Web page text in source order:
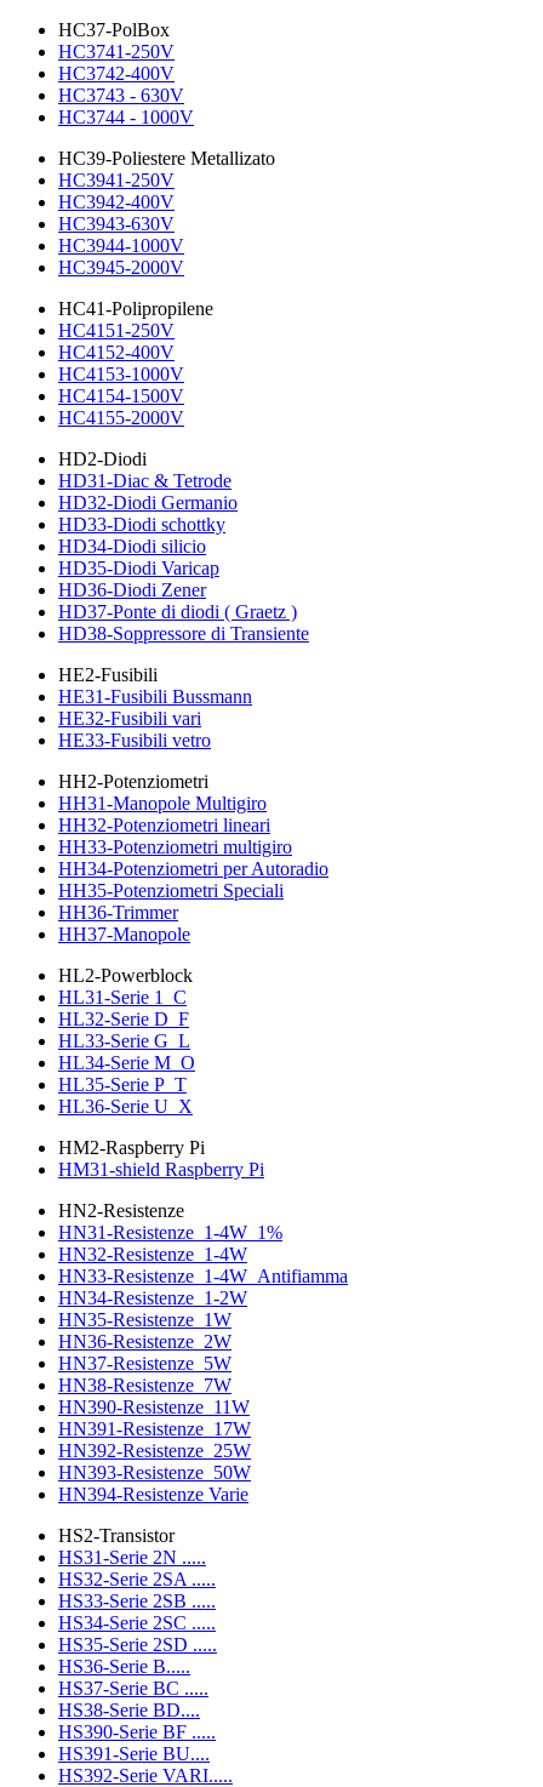
HC37-PolBox
HC3741-250V
HC3742-400V
HC3743 - 630V
HC3744 - 1000V
HC39-Poliestere Metallizato
HC3941-250V
HC3942-400V
HC3943-630V
HC3944-1000V
HC3945-2000V
HC41-Polipropilene
HC4151-250V
HC4152-400V
HC4153-1000V
HC4154-1500V
HC4155-2000V
HD2-Diodi
HD31-Diac & Tetrode
HD32-Diodi Germanio
HD33-Diodi schottky
HD34-Diodi silicio
HD35-Diodi Varicap
HD36-Diodi Zener
HD37-Ponte di diodi ( Graetz )
HD38-Soppressore di Transiente
HE2-Fusibili
HE31-Fusibili Bussmann
HE32-Fusibili vari
HE33-Fusibili vetro
HH2-Potenziometri
HH31-Manopole Multigiro
HH32-Potenziometri lineari
HH33-Potenziometri multigiro
HH34-Potenziometri per Autoradio
HH35-Potenziometri Speciali
HH36-Trimmer
HH37-Manopole
HL2-Powerblock
HL31-Serie 1_C
HL32-Serie D_F
HL33-Serie G_L
HL34-Serie M_O
HL35-Serie P_T
HL36-Serie U_X
HM2-Raspberry Pi
HM31-shield Raspberry Pi
HN2-Resistenze
HN31-Resistenze_1-4W_1%
HN32-Resistenze_1-4W
HN33-Resistenze_1-4W_Antifiamma
HN34-Resistenze_1-2W
HN35-Resistenze_1W
HN36-Resistenze_2W
HN37-Resistenze_5W
HN38-Resistenze_7W
HN390-Resistenze_11W
HN391-Resistenze_17W
HN392-Resistenze_25W
HN393-Resistenze_50W
HN394-Resistenze Varie
HS2-Transistor
HS31-Serie 2N .....
HS32-Serie 2SA .....
HS33-Serie 2SB .....
HS34-Serie 2SC .....
HS35-Serie 2SD .....
HS36-Serie B.....
HS37-Serie BC .....
HS38-Serie BD....
HS390-Serie BF .....
HS391-Serie BU....
HS392-Serie VARI.....